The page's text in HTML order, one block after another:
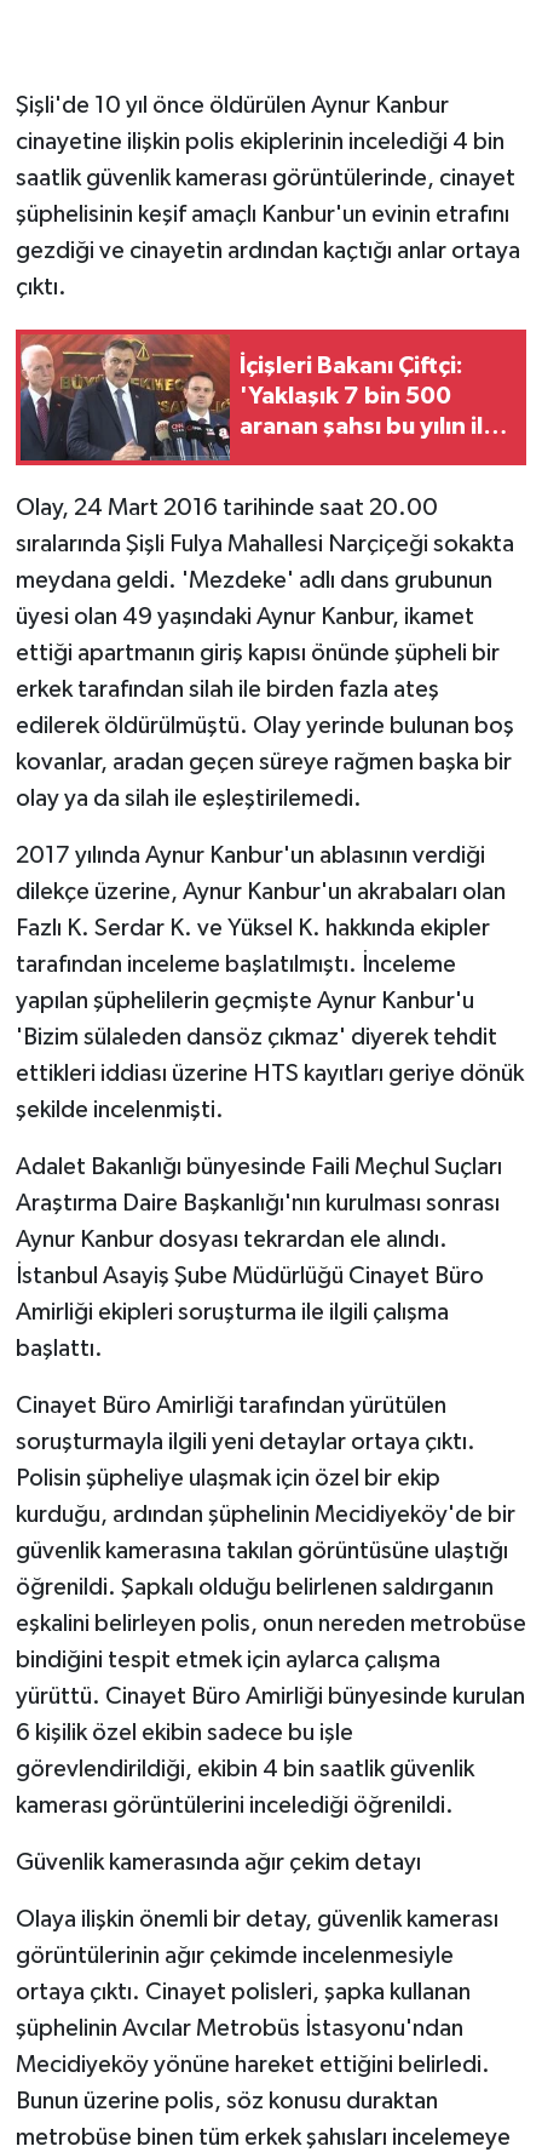
Şişli'de 10 yıl önce öldürülen Aynur Kanbur
cinayetine ilişkin polis ekiplerinin incelediği 4 bin
saatlik güvenlik kamerası görüntülerinde, cinayet
şüphelisinin keşif amaçlı Kanbur'un evinin etrafını
gezdiği ve cinayetin ardından kaçtığı anlar ortaya
çıktı.
İçişleri Bakanı Çiftçi:
'Yaklaşık 7 bin 500
aranan şahsı bu yılın ilk
Olay, 24 Mart 2016 tarihinde saat 20.00
sıralarında Şişli Fulya Mahallesi Narçiçeği sokakta
meydana geldi. 'Mezdeke' adlı dans grubunun
üyesi olan 49 yaşındaki Aynur Kanbur, ikamet
ettiği apartmanın giriş kapısı önünde şüpheli bir
erkek tarafından silah ile birden fazla ateş
edilerek öldürülmüştü. Olay yerinde bulunan boş
kovanlar, aradan geçen süreye rağmen başka bir
olay ya da silah ile eşleştirilemedi.
2017 yılında Aynur Kanbur'un ablasının verdiği
dilekçe üzerine, Aynur Kanbur'un akrabaları olan
Fazlı K. Serdar K. ve Yüksel K. hakkında ekipler
tarafından inceleme başlatılmıştı. İnceleme
yapılan şüphelilerin geçmişte Aynur Kanbur'u
'Bizim sülaleden dansöz çıkmaz' diyerek tehdit
ettikleri iddiası üzerine HTS kayıtları geriye dönük
şekilde incelenmişti.
Adalet Bakanlığı bünyesinde Faili Meçhul Suçları
Araştırma Daire Başkanlığı'nın kurulması sonrası
Aynur Kanbur dosyası tekrardan ele alındı.
İstanbul Asayiş Şube Müdürlüğü Cinayet Büro
Amirliği ekipleri soruşturma ile ilgili çalışma
başlattı.
Cinayet Büro Amirliği tarafından yürütülen
soruşturmayla ilgili yeni detaylar ortaya çıktı.
Polisin şüpheliye ulaşmak için özel bir ekip
kurduğu, ardından şüphelinin Mecidiyeköy'de bir
güvenlik kamerasına takılan görüntüsüne ulaştığı
öğrenildi. Şapkalı olduğu belirlenen saldırganın
eşkalini belirleyen polis, onun nereden metrobüse
bindiğini tespit etmek için aylarca çalışma
yürüttü. Cinayet Büro Amirliği bünyesinde kurulan
6 kişilik özel ekibin sadece bu işle
görevlendirildiği, ekibin 4 bin saatlik güvenlik
kamerası görüntülerini incelediği öğrenildi.
Güvenlik kamerasında ağır çekim detayı
Olaya ilişkin önemli bir detay, güvenlik kamerası
görüntülerinin ağır çekimde incelenmesiyle
ortaya çıktı. Cinayet polisleri, şapka kullanan
şüphelinin Avcılar Metrobüs İstasyonu'ndan
Mecidiyeköy yönüne hareket ettiğini belirledi.
Bunun üzerine polis, söz konusu duraktan
metrobüse binen tüm erkek şahısları incelemeye
GÜNDEM
HABERDE İNSAN
İş Dünyası
Jandarma
Kadın
KÜLTÜR SANAT
MAGAZİN
Otomobil
POLİTİKA
Sağlık
SPOR HABERLERİ
TEKNOLOJİ
Turizm
ÜLKE GÜNDEMİ
YEREL
Yerel Haberler